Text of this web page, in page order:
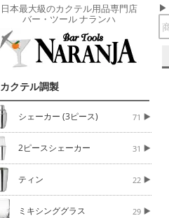
日本最大級のカクテル用品専門店
バー・ツール ナランハ
カクテル調製
シェーカー (3ピース) 71
2ピースシェーカー 31
ティン 22
ミキシンググラス 29